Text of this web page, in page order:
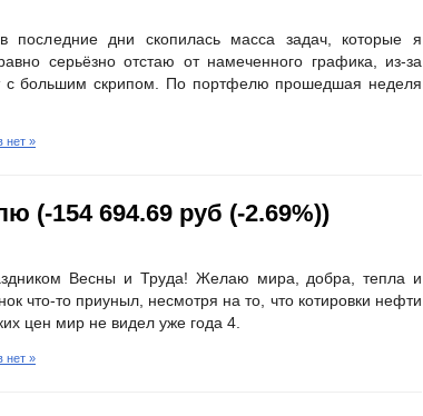
последние дни скопилась масса задач, которые я
серьёзно отстаю от намеченного графика, из-за
с большим скрипом. По портфелю прошедшая неделя
нет »
(-154 694.69 руб (-2.69%))
Весны и Труда! Желаю мира, добра, тепла и
что-то приуныл, несмотря на то, что котировки нефти
цен мир не видел уже года 4.
нет »